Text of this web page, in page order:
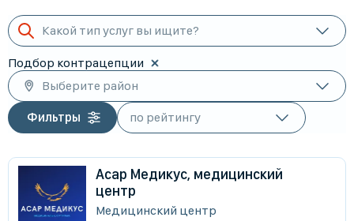
Какой тип услуг вы ищите?
Подбор контрацепции
Выберите район
Фильтры
Асар Медикус, медицинский
центр
Медицинский центр